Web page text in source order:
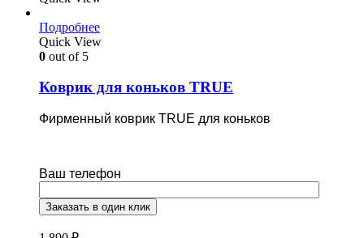
Подробнее
Quick View
0 out of 5
Коврик для коньков TRUE
Фирменный коврик TRUE для коньков
Ваш телефон